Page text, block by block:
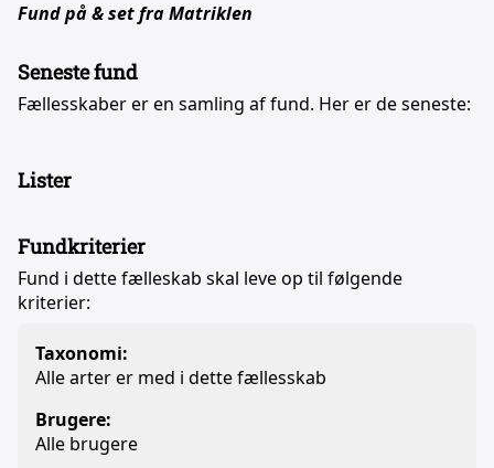
Fund på & set fra Matriklen
Seneste fund
Fællesskaber er en samling af fund. Her er de seneste:
Lister
Fundkriterier
Fund i dette fælleskab skal leve op til følgende
kriterier:
Taxonomi:
Alle arter er med i dette fællesskab
Brugere:
Alle brugere